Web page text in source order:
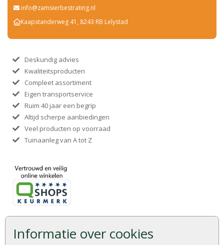
Informatie over cookies
info@zamsierbestrating.nl
Kaapstanderweg 41, 8243 RB Lelystad
Deskundig advies
Kwaliteitsproducten
Compleet assortiment
Eigen transportservice
Ruim 40 jaar een begrip
Altijd scherpe aanbiedingen
Veel producten op voorraad
Tuinaanleg van A tot Z